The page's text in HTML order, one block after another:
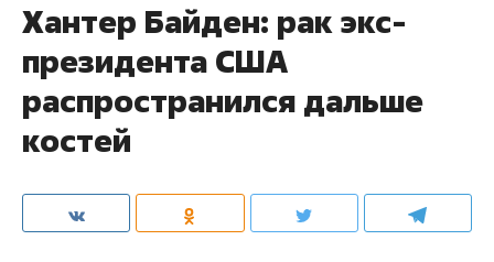
Хантер Байден: рак экс-
президента США
распространился дальше
костей